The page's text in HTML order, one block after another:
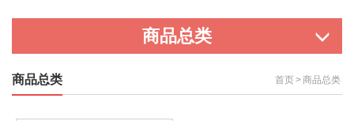
商品总类
商品总类 首页>商品总类